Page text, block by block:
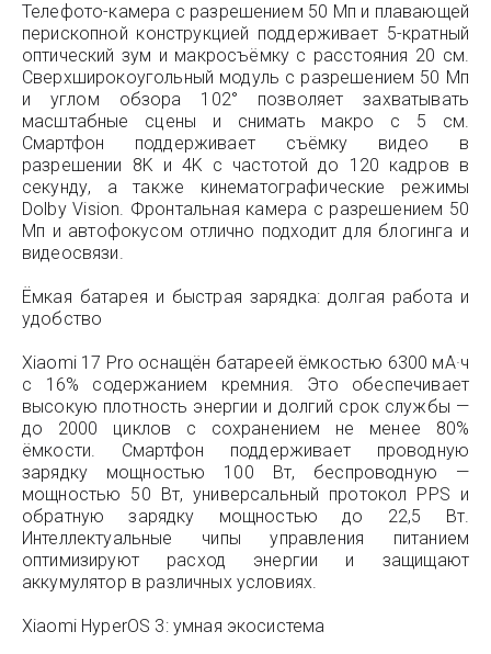
Телефото-камера с разрешением 50 Мп и плавающей
перископной конструкцией поддерживает 5-кратный
оптический зум и макросъёмку с расстояния 20 см.
Сверхширокоугольный модуль с разрешением 50 Мп
и углом обзора 102° позволяет захватывать
масштабные сцены и снимать макро с 5 см.
Смартфон поддерживает съёмку видео в
разрешении 8K и 4K с частотой до 120 кадров в
секунду, а также кинематографические режимы
Dolby Vision. Фронтальная камера с разрешением 50
Мп и автофокусом отлично подходит для блогинга и
видеосвязи.
Ёмкая батарея и быстрая зарядка: долгая работа и
удобство
Xiaomi 17 Pro оснащён батареей ёмкостью 6300 мА·ч
с 16% содержанием кремния. Это обеспечивает
высокую плотность энергии и долгий срок службы —
до 2000 циклов с сохранением не менее 80%
ёмкости. Смартфон поддерживает проводную
зарядку мощностью 100 Вт, беспроводную —
мощностью 50 Вт, универсальный протокол PPS и
обратную зарядку мощностью до 22,5 Вт.
Интеллектуальные чипы управления питанием
оптимизируют расход энергии и защищают
аккумулятор в различных условиях.
Xiaomi HyperOS 3: умная экосистема